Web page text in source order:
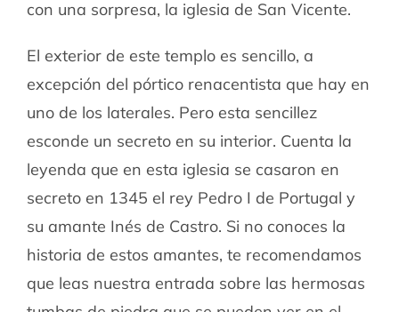
con una sorpresa, la iglesia de San Vicente.
El exterior de este templo es sencillo, a
excepción del pórtico renacentista que hay en
uno de los laterales. Pero esta sencillez
esconde un secreto en su interior. Cuenta la
leyenda que en esta iglesia se casaron en
secreto en 1345 el rey Pedro I de Portugal y
su amante Inés de Castro. Si no conoces la
historia de estos amantes, te recomendamos
que leas nuestra entrada sobre las hermosas